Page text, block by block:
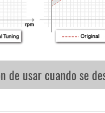
de usar cuando se